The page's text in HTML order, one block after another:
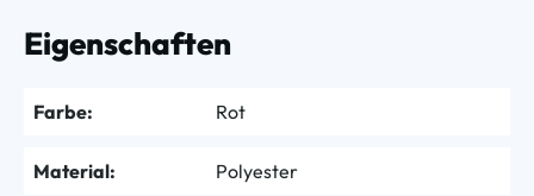
Eigenschaften
Farbe: Rot
Material: Polyester